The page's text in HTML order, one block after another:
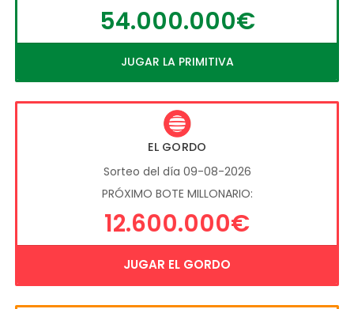
54.000.000€
JUGAR LA PRIMITIVA
EL GORDO
Sorteo del día 09-08-2026
PRÓXIMO BOTE MILLONARIO:
12.600.000€
JUGAR EL GORDO